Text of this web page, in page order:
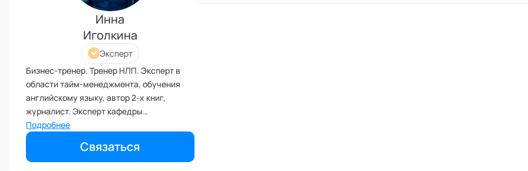
Организация и проведение
переговоров
Оргконсультирование
Осознанность
Отношения в паре
Отношения с родителями
Персональный коучинг
Пищевое поведение
изменений
Поведенческий анализ
Инна
Иголкина
Эксперт
Бизнес-тренер. Тренер НЛП. Эксперт в
области тайм-менеджмента, обучения
английскому языку, автор 2-х книг,
журналист. Эксперт кафедры
"Нейролингвистическое
программирование" Академии
социальных технологий
Подробнее
Связаться